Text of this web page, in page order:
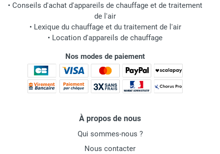
• Conseils d'achat d'appareils de chauffage et de traitement
de l'air
• Lexique du chauffage et du traitement de l'air
• Location d'appareils de chauffage
Nos modes de paiement
À propos de nous
Qui sommes-nous ?
Nous contacter